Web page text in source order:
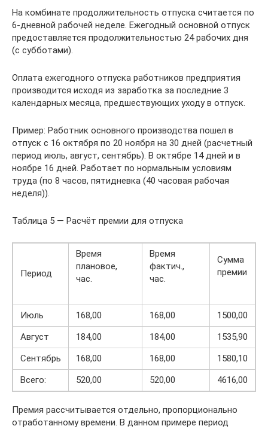
На комбинате продолжительность отпуска считается по
6-дневной рабочей неделе. Ежегодный основной отпуск
предоставляется продолжительностью 24 рабочих дня
(с субботами).
Оплата ежегодного отпуска работников предприятия
производится исходя из заработка за последние 3
календарных месяца, предшествующих уходу в отпуск.
Пример: Работник основного производства пошел в
отпуск с 16 октября по 20 ноября на 30 дней (расчетный
период июль, август, сентябрь). В октябре 14 дней и в
ноябре 16 дней. Работает по нормальным условиям
труда (по 8 часов, пятидневка (40 часовая рабочая
неделя)).
Таблица 5 — Расчёт премии для отпуска
Период
Время
плановое,
час.
Время
фактич.,
час.
Сумма
премии
Июль 168,00 168,00
1500,00
Август
184,00 184,00
1535,90
Сентябрь
168,00 168,00
1580,10
Всего:
520,00 520,00 4616,00
Премия рассчитывается отдельно, пропорционально
отработанному времени. В данном примере период